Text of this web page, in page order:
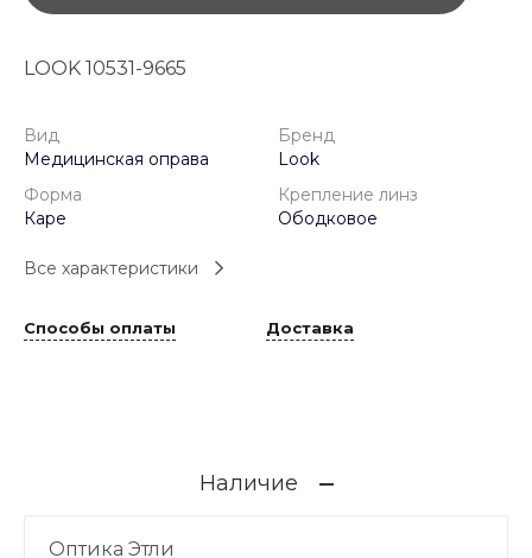
LOOK 10531-9665
Вид
Медицинская оправа
Бренд
Look
Форма
Каре
Крепление линз
Ободковое
Все характеристики
Способы оплаты Доставка
Наличие
Оптика Этли